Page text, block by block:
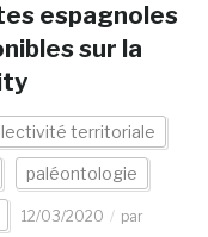
espagnoles
sur la
territoriale
paléontologie
12/03/2020
par